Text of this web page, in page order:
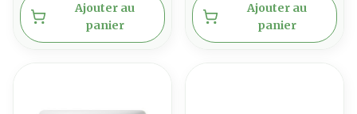
Ajouter au
panier
Ajouter au
panier